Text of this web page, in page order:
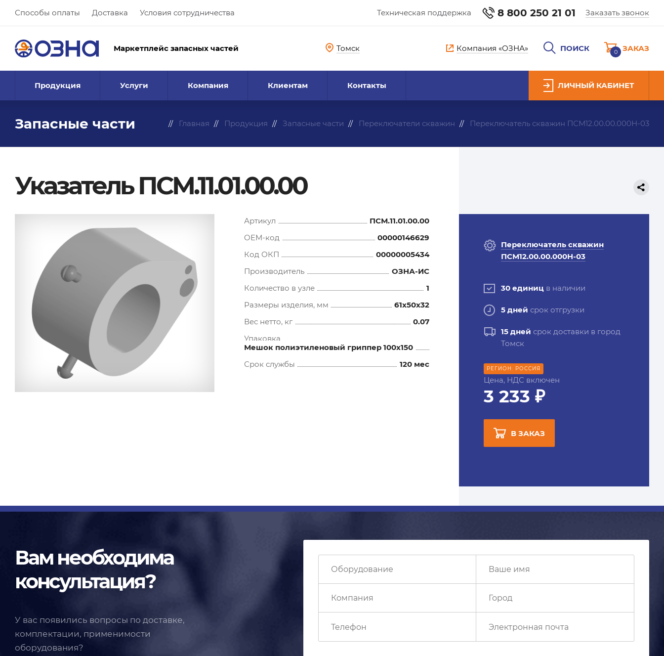
Способы оплаты Доставка Условия сотрудничества Техническая поддержка 8 800 250 21 01 Заказать звонок
Маркетплейс запасных частей Томск Компания «ОЗНА» ПОИСК 0 ЗАКАЗ
Продукция Услуги Компания Клиентам Контакты ЛИЧНЫЙ КАБИНЕТ
Запасные части Главная Продукция Запасные части Переключатели скважин Переключатель скважин ПСМ12.00.00.000Н-03
Указатель ПСМ.11.01.00.00
Артикул
ПСМ.11.01.00.00
OEM-код
00000146629
Код ОКП
00000005434
Производитель
ОЗНА-ИС
Количество в узле
1
Размеры изделия, мм
61x50x32
Вес нетто, кг
0.07
Упаковка
Мешок полиэтиленовый гриппер 100х150
Срок службы
120 мес
Переключатель скважин
ПСМ12.00.00.000Н-03
30 единиц в наличии
5 дней срок отгрузки
15 дней срок доставки в город
Томск
РЕГИОН: РОССИЯ
Цена, НДС включен
3 233 ₽
В ЗАКАЗ
Вам необходима
консультация?
У вас появились вопросы по доставке,
комплектации, применимости
оборудования?